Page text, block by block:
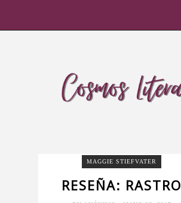
MAGGIE STIEFVATER
RESEÑA: RASTRO